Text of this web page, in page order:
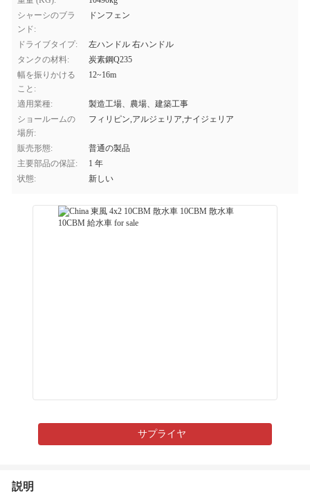
シャーシのブラ
ンド:
ドンフェン
ドライブタイプ:
左ハンドル 右ハンドル
タンクの材料:
炭素鋼Q235
幅を振りかける
こと:
12~16m
適用業種:
製造工場、農場、建築工事
ショールームの
場所:
フィリピン,アルジェリア,ナイジェリア
販売形態:
普通の製品
主要部品の保証:
1 年
状態:
新しい
サプライヤ
説明